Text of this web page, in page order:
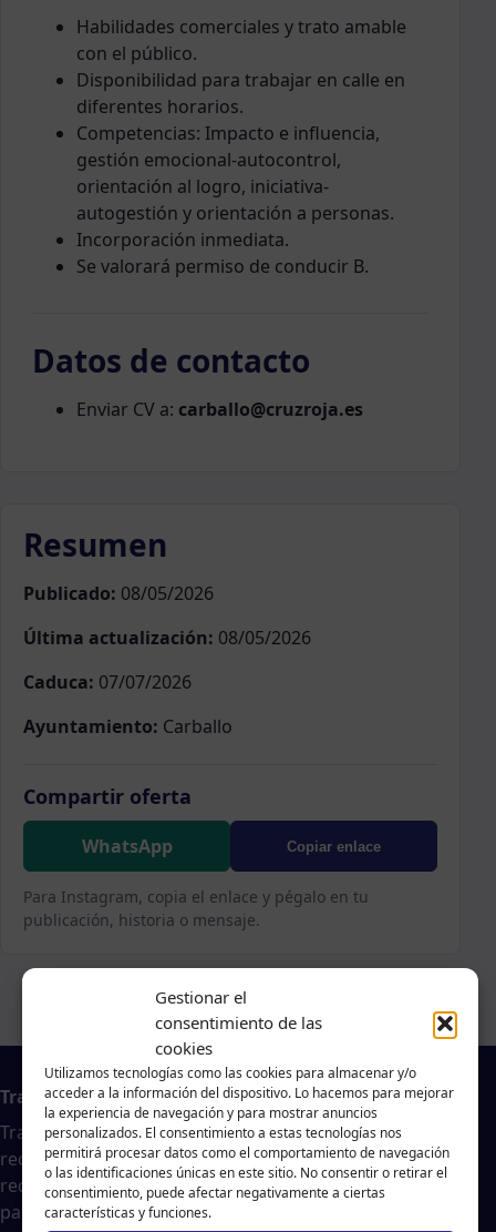
Gestionar el
consentimiento de las
cookies
Utilizamos tecnologías como las cookies para almacenar y/o
acceder a la información del dispositivo. Lo hacemos para mejorar
la experiencia de navegación y para mostrar anuncios
personalizados. El consentimiento a estas tecnologías nos
permitirá procesar datos como el comportamiento de navegación
o las identificaciones únicas en este sitio. No consentir o retirar el
consentimiento, puede afectar negativamente a ciertas
características y funciones.
Habilidades comerciales y trato amable
con el público.
Disponibilidad para trabajar en calle en
diferentes horarios.
Competencias: Impacto e influencia,
gestión emocional-autocontrol,
orientación al logro, iniciativa-
autogestión y orientación a personas.
Incorporación inmediata.
Se valorará permiso de conducir B.
Datos de contacto
Enviar CV a: carballo@cruzroja.es
Resumen
Publicado: 08/05/2026
Última actualización: 08/05/2026
Caduca: 07/07/2026
Ayuntamiento: Carballo
Compartir oferta
WhatsApp Copiar enlace
Para Instagram, copia el enlace y pégalo en tu
publicación, historia o mensaje.
Trabajo en A Coruña
Traballar na costa es un agregador de noticias
recopiladas de páginas webs, portales de trabajo y
redes sociales, publicadas por empresas o
particulares, no nos responsabilizamos de la veracidad